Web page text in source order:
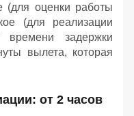
(для оценки работы
(для реализации
времени задержки
вылета, которая
от 2 часов